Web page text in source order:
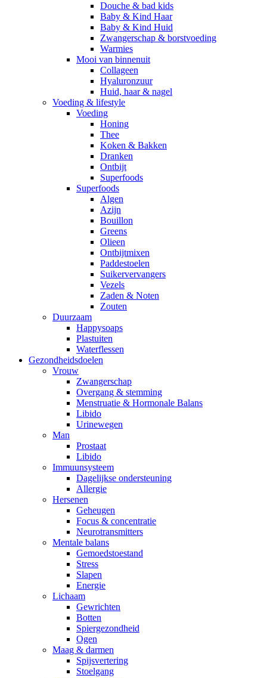
Douche & bad kids
Baby & Kind Haar
Baby & Kind Huid
Zwangerschap & borstvoeding
Warmies
Mooi van binnenuit
Collageen
Hyaluronzuur
Huid, haar & nagel
Voeding & lifestyle
Voeding
Honing
Thee
Koken & Bakken
Dranken
Ontbijt
Superfoods
Superfoods
Algen
Azijn
Bouillon
Greens
Olieen
Ontbijtmixen
Paddestoelen
Suikervervangers
Vezels
Zaden & Noten
Zouten
Duurzaam
Happysoaps
Plastuiten
Waterflessen
Gezondheidsdoelen
Vrouw
Zwangerschap
Overgang & stemming
Menstruatie & Hormonale Balans
Libido
Urinewegen
Man
Prostaat
Libido
Immuunsysteem
Dagelijkse ondersteuning
Allergie
Hersenen
Geheugen
Focus & concentratie
Neurotransmitters
Mentale balans
Gemoedstoestand
Stress
Slapen
Energie
Lichaam
Gewrichten
Botten
Spiergezondheid
Ogen
Maag & darmen
Spijsvertering
Stoelgang